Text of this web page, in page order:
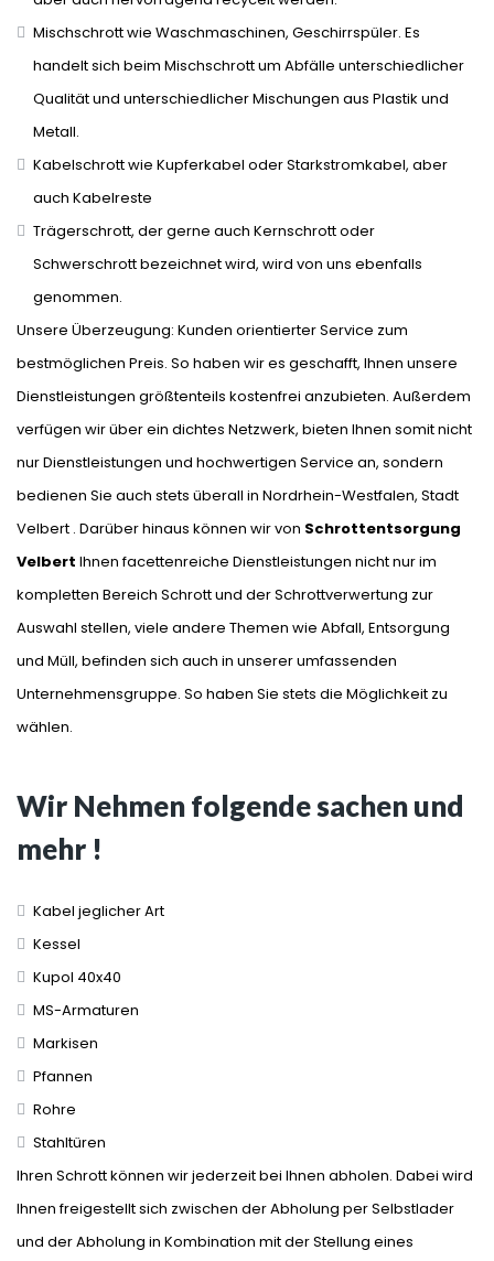
Mischschrott wie Waschmaschinen, Geschirrspüler. Es
handelt sich beim Mischschrott um Abfälle unterschiedlicher
Qualität und unterschiedlicher Mischungen aus Plastik und
Metall.
Kabelschrott wie Kupferkabel oder Starkstromkabel, aber
auch Kabelreste
Trägerschrott, der gerne auch Kernschrott oder
Schwerschrott bezeichnet wird, wird von uns ebenfalls
genommen.
Unsere Überzeugung: Kunden orientierter Service zum
bestmöglichen Preis. So haben wir es geschafft, Ihnen unsere
Dienstleistungen größtenteils kostenfrei anzubieten. Außerdem
verfügen wir über ein dichtes Netzwerk, bieten Ihnen somit nicht
nur Dienstleistungen und hochwertigen Service an, sondern
bedienen Sie auch stets überall in Nordrhein-Westfalen, Stadt
Velbert . Darüber hinaus können wir von Schrottentsorgung
Velbert Ihnen facettenreiche Dienstleistungen nicht nur im
kompletten Bereich Schrott und der Schrottverwertung zur
Auswahl stellen, viele andere Themen wie Abfall, Entsorgung
und Müll, befinden sich auch in unserer umfassenden
Unternehmensgruppe. So haben Sie stets die Möglichkeit zu
wählen.
Wir Nehmen folgende sachen und
mehr !
Kabel jeglicher Art
Kessel
Kupol 40x40
MS-Armaturen
Markisen
Pfannen
Rohre
Stahltüren
Ihren Schrott können wir jederzeit bei Ihnen abholen. Dabei wird
Ihnen freigestellt sich zwischen der Abholung per Selbstlader
und der Abholung in Kombination mit der Stellung eines